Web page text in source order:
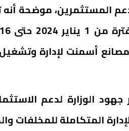
المستثمرين، موضحة
الوزارة لدعم
المتكاملة للمخلفات